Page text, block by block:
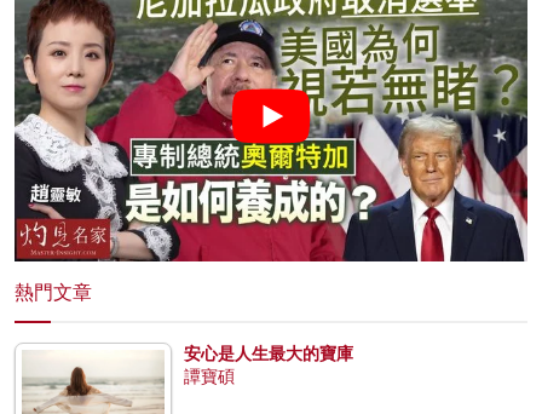
熱門文章
安心是人生最大的寶庫
譚寶碩